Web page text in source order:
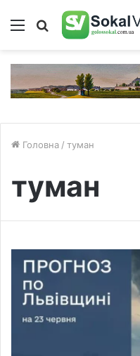
Меню Пошук
Головна / туман
туман